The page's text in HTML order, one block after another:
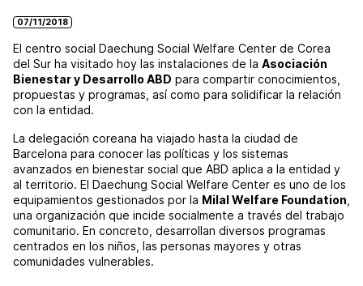
07/11/2018
El centro social Daechung Social Welfare Center de Corea
del Sur ha visitado hoy las instalaciones de la Asociación
Bienestar y Desarrollo ABD para compartir conocimientos,
propuestas y programas, así como para solidificar la relación
con la entidad.
La delegación coreana ha viajado hasta la ciudad de
Barcelona para conocer las políticas y los sistemas
avanzados en bienestar social que ABD aplica a la entidad y
al territorio. El Daechung Social Welfare Center es uno de los
equipamientos gestionados por la Milal Welfare Foundation
una organización que incide socialmente a través del trabajo
comunitario. En concreto, desarrollan diversos programas
centrados en los niños, las personas mayores y otras
comunidades vulnerables.